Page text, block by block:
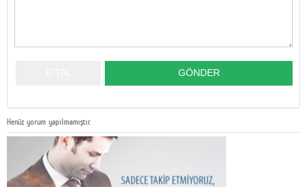
Henüz yorum yapılmamıştır.